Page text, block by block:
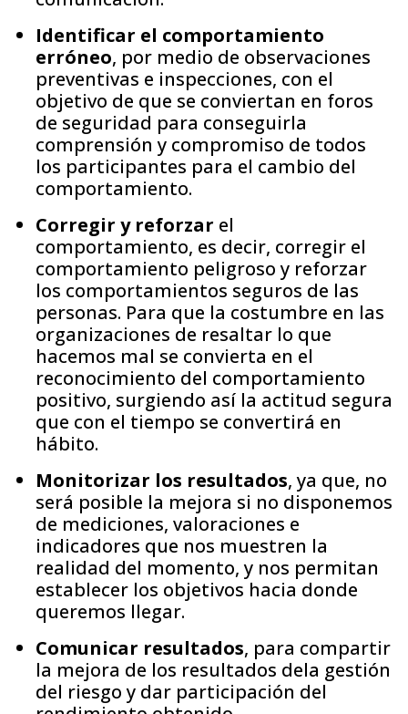
Identificar el comportamiento
erróneo, por medio de observaciones
preventivas e inspecciones, con el
objetivo de que se conviertan en foros
de seguridad para conseguirla
comprensión y compromiso de todos
los participantes para el cambio del
comportamiento.
Corregir y reforzar el
comportamiento, es decir, corregir el
comportamiento peligroso y reforzar
los comportamientos seguros de las
personas. Para que la costumbre en las
organizaciones de resaltar lo que
hacemos mal se convierta en el
reconocimiento del comportamiento
positivo, surgiendo así la actitud segura
que con el tiempo se convertirá en
hábito.
Monitorizar los resultados, ya que, no
será posible la mejora si no disponemos
de mediciones, valoraciones e
indicadores que nos muestren la
realidad del momento, y nos permitan
establecer los objetivos hacia donde
queremos llegar.
Comunicar resultados, para compartir
la mejora de los resultados dela gestión
del riesgo y dar participación del